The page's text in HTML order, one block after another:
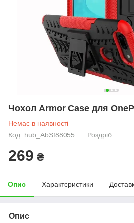
Чохол Armor Case для
Немає в наявності
Код: hub_AbSf88055
Роздріб
269 ₴
Опис Характеристики
Опис